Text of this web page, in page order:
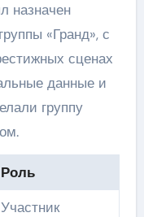
назначен
«Гранд», с
сценах
данные и
группу
Роль
Участник